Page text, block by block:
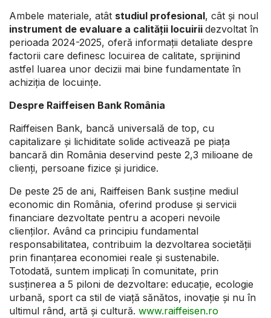
Ambele materiale, atât studiul profesional, cât și noul
instrument de evaluare a calității locuirii dezvoltat în
perioada 2024-2025, oferă informații detaliate despre
factorii care definesc locuirea de calitate, sprijinind
astfel luarea unor decizii mai bine fundamentate în
achiziția de locuințe.
Despre Raiffeisen Bank România
Raiffeisen Bank, bancă universală de top, cu
capitalizare și lichiditate solide activează pe piața
bancară din România deservind peste 2,3 milioane de
clienți, persoane fizice și juridice.
De peste 25 de ani, Raiffeisen Bank susține mediul
economic din România, oferind produse și servicii
financiare dezvoltate pentru a acoperi nevoile
clienților. Având ca principiu fundamental
responsabilitatea, contribuim la dezvoltarea societății
prin finanțarea economiei reale și sustenabile.
Totodată, suntem implicați în comunitate, prin
susținerea a 5 piloni de dezvoltare: educație, ecologie
urbană, sport ca stil de viață sănătos, inovație și nu în
ultimul rând, artă și cultură. www.raiffeisen.ro